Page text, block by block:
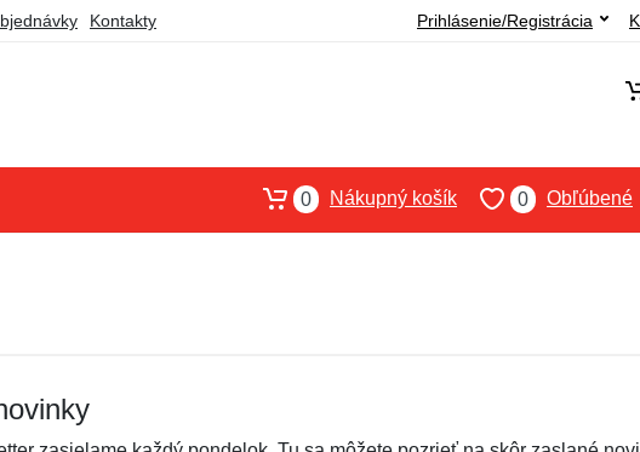
Kontakty Prihlásenie/Registrácia
0 Obľúbené
0 Nákupný košík